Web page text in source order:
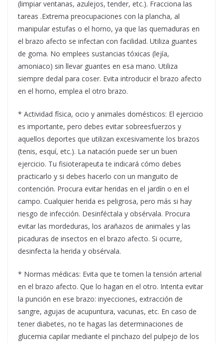
(limpiar ventanas, azulejos, tender, etc.). Fracciona las
tareas .Extrema preocupaciones con la plancha, al
manipular estufas o el horno, ya que las quemaduras en
el brazo afecto se infectan con facilidad. Utiliza guantes
de goma. No emplees sustancias tóxicas (lejía,
amoniaco) sin llevar guantes en esa mano. Utiliza
siempre dedal para coser. Evita introducir el brazo afecto
en el horno, emplea el otro brazo.
* Actividad física, ocio y animales domésticos: El ejercicio
es importante, pero debes evitar sobreesfuerzos y
aquellos deportes que utilizan excesivamente los brazos
(tenis, esquí, etc.). La natación puede ser un buen
ejercicio. Tu fisioterapeuta te indicará cómo debes
practicarlo y si debes hacerlo con un manguito de
contención. Procura evitar heridas en el jardín o en el
campo. Cualquier herida es peligrosa, pero más si hay
riesgo de infección. Desinféctala y obsérvala. Procura
evitar las mordeduras, los arañazos de animales y las
picaduras de insectos en el brazo afecto. Si ocurre,
desinfecta la herida y obsérvala.
* Normas médicas: Evita que te tomen la tensión arterial
en el brazo afecto. Que lo hagan en el otro. Intenta evitar
la punción en ese brazo: inyecciones, extracción de
sangre, agujas de acupuntura, vacunas, etc. En caso de
tener diabetes, no te hagas las determinaciones de
glucemia capilar mediante el pinchazo del pulpejo de los